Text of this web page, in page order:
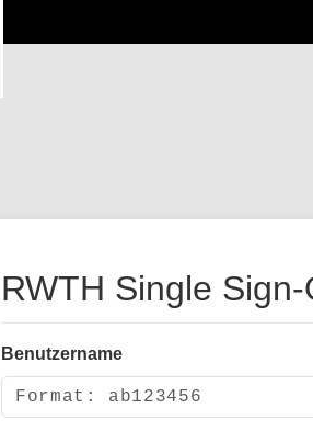
RWTH Single Sign-
Benutzername